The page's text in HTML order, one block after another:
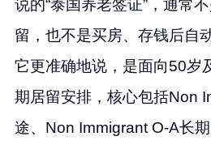
说的“泰国养老签证”，通常
留，也不是买房、存钱后自
它更准确地说，是面向50岁
期居留安排，核心包括Non
途、Non Immigrant O-A长